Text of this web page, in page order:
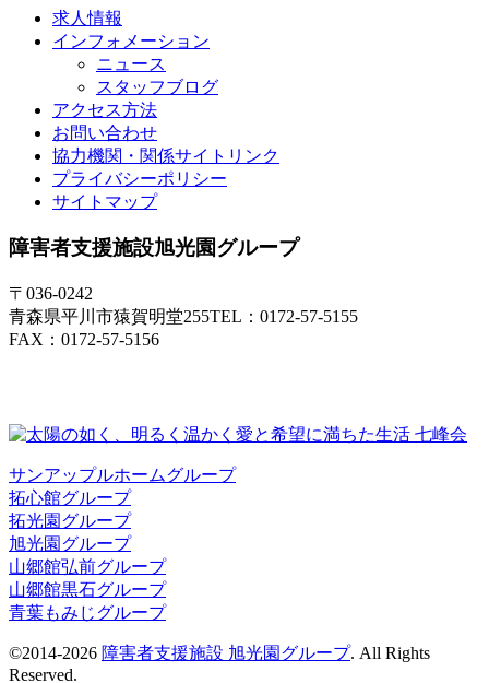
求人情報
インフォメーション
ニュース
スタッフブログ
アクセス方法
お問い合わせ
協力機関・関係サイトリンク
プライバシーポリシー
サイトマップ
障害者支援施設旭光園グループ
〒036-0242
青森県平川市猿賀明堂255TEL：0172-57-5155
FAX：0172-57-5156
サンアップルホームグループ
拓心館グループ
拓光園グループ
旭光園グループ
山郷館弘前グループ
山郷館黒石グループ
青葉もみじグループ
©2014-2026 障害者支援施設 旭光園グループ. All Rights
Reserved.